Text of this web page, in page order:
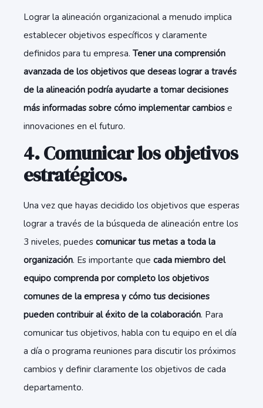
Lograr la alineación organizacional a menudo implica
establecer objetivos específicos y claramente
definidos para tu empresa. Tener una comprensión
avanzada de los objetivos que deseas lograr a través
de la alineación podría ayudarte a tomar decisiones
más informadas sobre cómo implementar cambios e
innovaciones en el futuro.
4. Comunicar los objetivos
estratégicos.
Una vez que hayas decidido los objetivos que esperas
lograr a través de la búsqueda de alineación entre los
3 niveles, puedes comunicar tus metas a toda la
organización. Es importante que cada miembro del
equipo comprenda por completo los objetivos
comunes de la empresa y cómo tus decisiones
pueden contribuir al éxito de la colaboración. Para
comunicar tus objetivos, habla con tu equipo en el día
a día o programa reuniones para discutir los próximos
cambios y definir claramente los objetivos de cada
departamento.